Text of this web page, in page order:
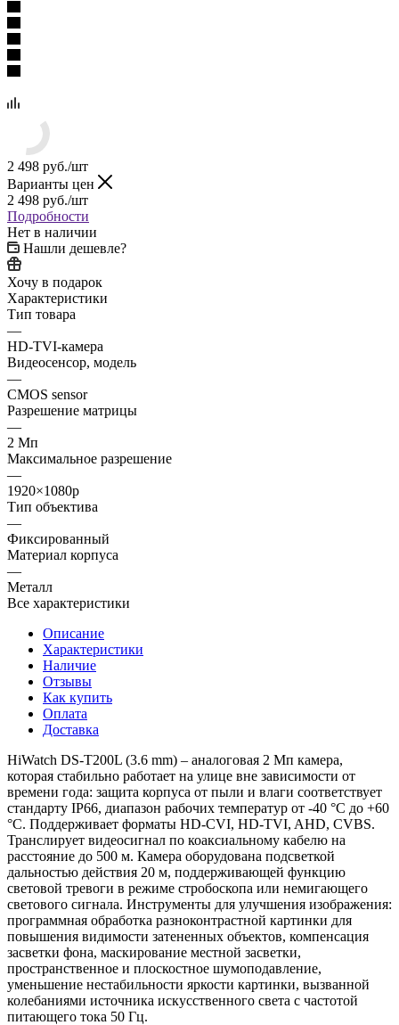
2 498 руб./шт
Варианты цен
2 498 руб./шт
Подробности
Нет в наличии
Нашли дешевле?
Хочу в подарок
Характеристики
Тип товара
—
HD-TVI-камера
Видеосенсор, модель
—
CMOS sensor
Разрешение матрицы
—
2 Мп
Максимальное разрешение
—
1920×1080p
Тип объектива
—
Фиксированный
Материал корпуса
—
Металл
Все характеристики
Описание
Характеристики
Наличие
Отзывы
Как купить
Оплата
Доставка
HiWatch DS-T200L (3.6 mm) – аналоговая 2 Мп камера,
которая стабильно работает на улице вне зависимости от
времени года: защита корпуса от пыли и влаги соответствует
стандарту IP66, диапазон рабочих температур от -40 °C до +60
°C. Поддерживает форматы HD-CVI, HD-TVI, AHD, CVBS.
Транслирует видеосигнал по коаксиальному кабелю на
расстояние до 500 м. Камера оборудована подсветкой
дальностью действия 20 м, поддерживающей функцию
световой тревоги в режиме стробоскопа или немигающего
светового сигнала. Инструменты для улучшения изображения:
программная обработка разноконтрастной картинки для
повышения видимости затененных объектов, компенсация
засветки фона, маскирование местной засветки,
пространственное и плоскостное шумоподавление,
уменьшение нестабильности яркости картинки, вызванной
колебаниями источника искусственного света с частотой
питающего тока 50 Гц.